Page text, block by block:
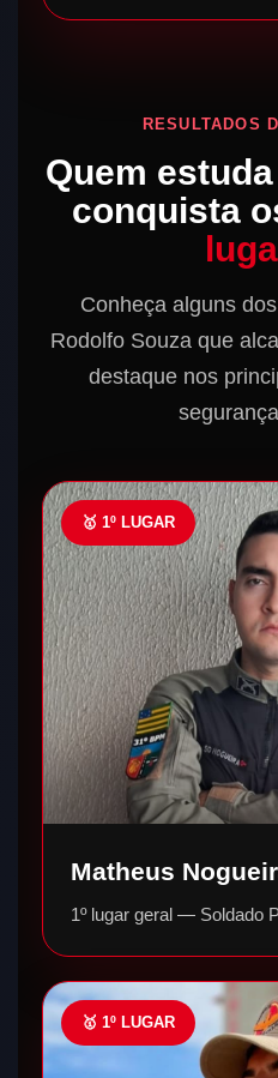
RESULTADOS
Quem
conquista
Conheça alguns
Rodolfo Souza que
destaque nos
🥇 1º LUGAR
Matheus
1º lugar geral — Soldado
🥇 1º LUGAR